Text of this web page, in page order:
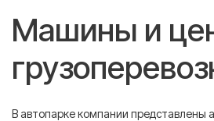
Машины и
В автопарке компании представлены